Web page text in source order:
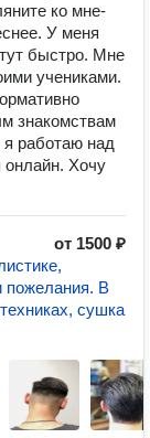
ко мне-
У меня
быстро. Мне
учениками.
знакомствам
работаю над
онлайн. Хочу
от 1500 ₽
пожелания. В
сушка